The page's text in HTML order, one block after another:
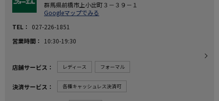
群馬県前橋市上小出町３－３９－１
Googleマップでみる
TEL
027-226-1851
営業時間
10:30-19:30
店舗サービス レディース フォーマル
決済サービス 各種キャッシュレス決済可